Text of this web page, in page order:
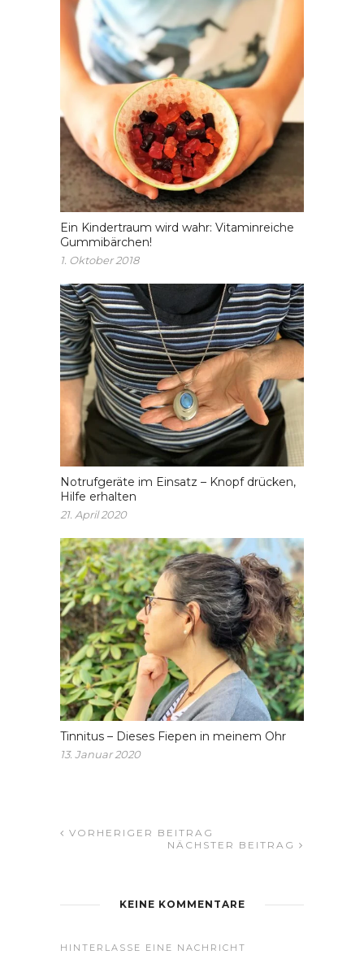
Ein Kindertraum wird wahr: Vitaminreiche
Gummibärchen!
1. Oktober 2018
Notrufgeräte im Einsatz – Knopf drücken,
Hilfe erhalten
21. April 2020
Tinnitus – Dieses Fiepen in meinem Ohr
13. Januar 2020
VORHERIGER BEITRAG
NÄCHSTER BEITRAG
KEINE KOMMENTARE
HINTERLASSE EINE NACHRICHT